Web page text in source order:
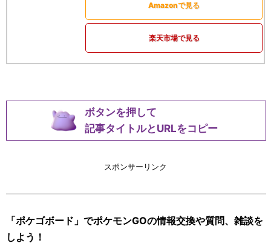
Amazonで見る
楽天市場で見る
ボタンを押して
記事タイトルとURLをコピー
スポンサーリンク
「ポケゴボード」でポケモンGOの情報交換や質問、雑談を
しよう！